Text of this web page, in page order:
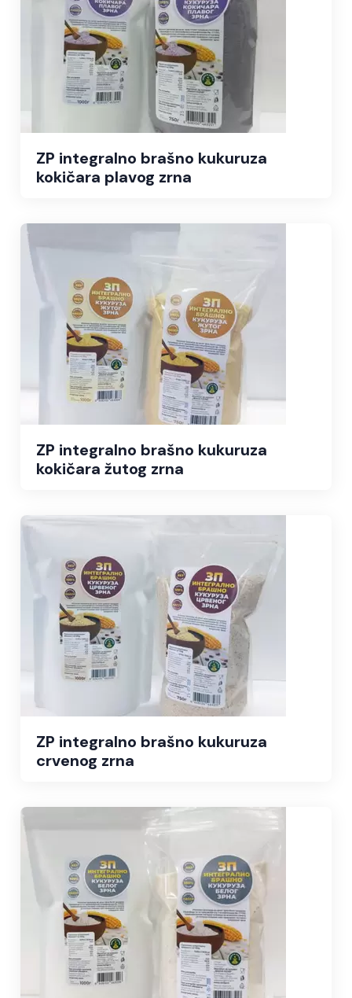
ZP integralno brašno kukuruza
kokičara plavog zrna
ZP integralno brašno kukuruza
kokičara žutog zrna
ZP integralno brašno kukuruza
crvenog zrna